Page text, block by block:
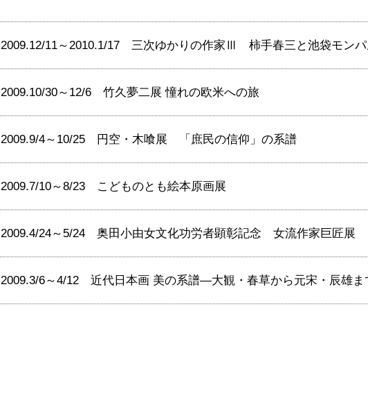
2009.12/11～2010.1/17 三次ゆかりの作家Ⅲ 柿手春三と池袋モンパ
2009.10/30～12/6 竹久夢二展 憧れの欧米への旅
2009.9/4～10/25 円空・木喰展 「庶民の信仰」の系譜
2009.7/10～8/23 こどものとも絵本原画展
2009.4/24～5/24 奥田小由女文化功労者顕彰記念 女流作家巨匠展
2009.3/6～4/12 近代日本画 美の系譜―大観・春草から元宋・辰雄ま